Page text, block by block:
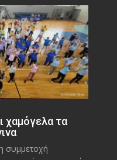
χαμόγελα τα
συμμετοχή